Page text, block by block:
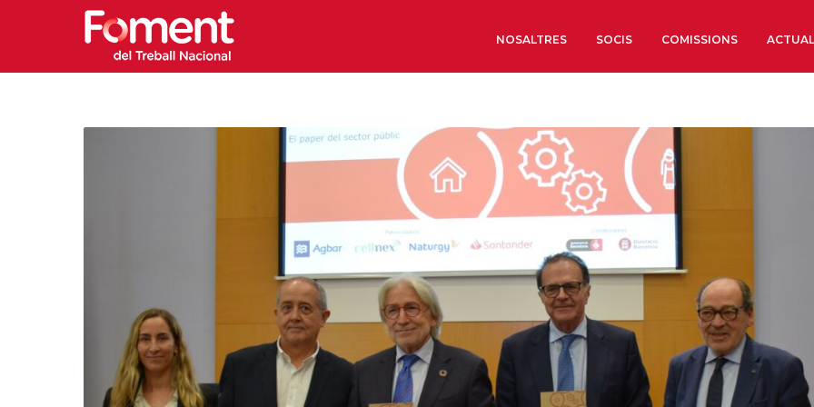
NOSALTRES
Òrgans de Govern
Òrgans Consultius
Estructura Executiva
Societat Barcelonesa
Econòmics i Socials
Organitzacions
Organitzacions
Coneix més
SOCIS COMISSIONS